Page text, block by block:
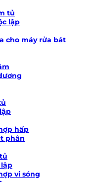
tủ
lập
cho máy rửa bát
hấp
phân
lập
vi sóng